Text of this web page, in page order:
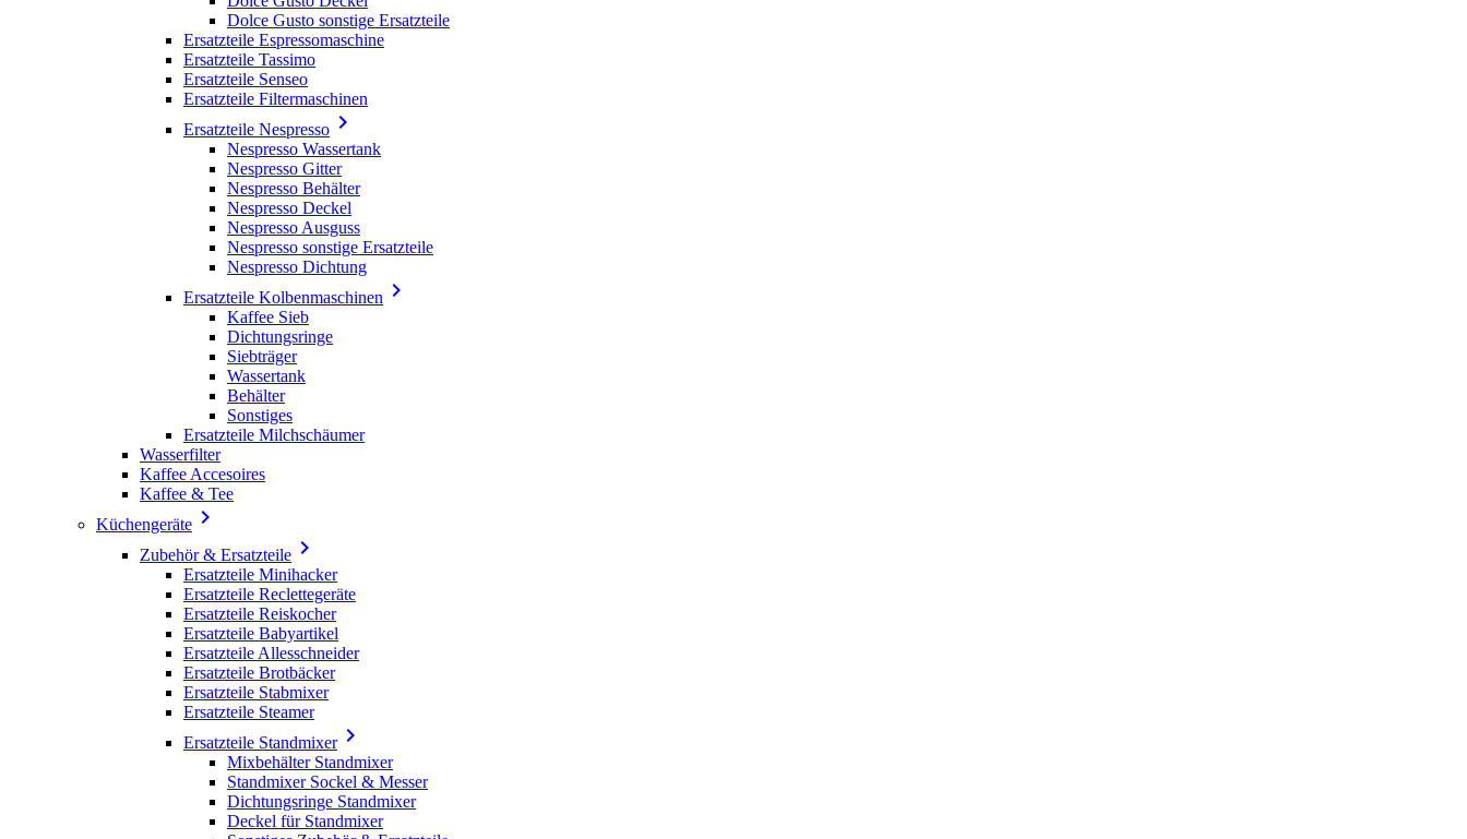
Dolce Gusto sonstige Ersatzteile
Ersatzteile Espressomaschine
Ersatzteile Tassimo
Ersatzteile Senseo
Ersatzteile Filtermaschinen
Ersatzteile Nespresso 
Nespresso Wassertank
Nespresso Gitter
Nespresso Behälter
Nespresso Deckel
Nespresso Ausguss
Nespresso sonstige Ersatzteile
Nespresso Dichtung
Ersatzteile Kolbenmaschinen 
Kaffee Sieb
Dichtungsringe
Siebträger
Wassertank
Behälter
Sonstiges
Ersatzteile Milchschäumer
Wasserfilter
Kaffee Accesoires
Kaffee & Tee
Küchengeräte 
Zubehör & Ersatzteile 
Ersatzteile Minihacker
Ersatzteile Reclettegeräte
Ersatzteile Reiskocher
Ersatzteile Babyartikel
Ersatzteile Allesschneider
Ersatzteile Brotbäcker
Ersatzteile Stabmixer
Ersatzteile Steamer
Ersatzteile Standmixer
Mixbehälter Standmixer
Standmixer Sockel & Messer
Dichtungsringe Standmixer
Deckel für Standmixer